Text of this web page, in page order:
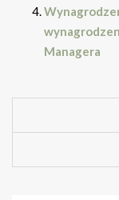
Managera